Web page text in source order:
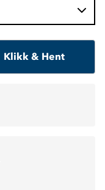
Klikk & Hent